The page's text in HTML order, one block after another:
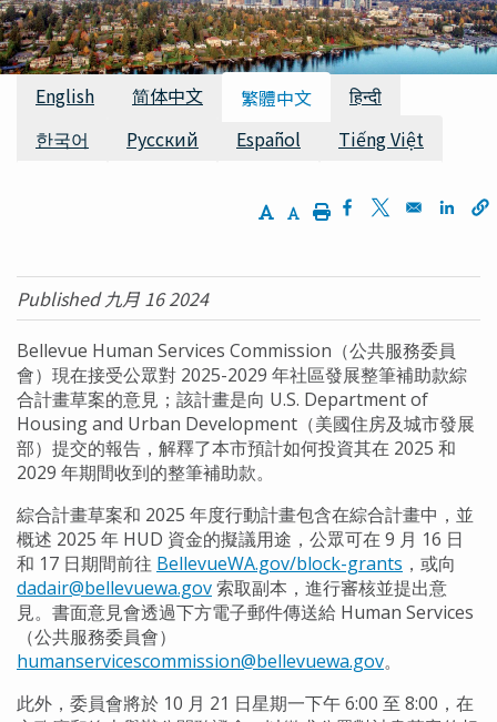
可用的翻譯
English 简体中文 繁體中文
हिन्दी
한국어
Русский Español Tiếng Việt
Increase Text Size
Decrease Text Size
PrintOpens in a new
Opens in a
Published 九月 16 2024
Bellevue Human Services Commission（公共服務委員
會）現在接受公眾對 2025-2029 年社區發展整筆補助款綜
合計畫草案的意見；該計畫是向 U.S. Department of
Housing and Urban Development（美國住房及城市發展
部）提交的報告，解釋了本市預計如何投資其在 2025 和
2029 年期間收到的整筆補助款。
綜合計畫草案和 2025 年度行動計畫包含在綜合計畫中，並
概述 2025 年 HUD 資金的擬議用途，公眾可在 9 月 16 日
和 17 日期間前往 BellevueWA.gov/block-grants ，或向
dadair@bellevuewa.gov索取副本，進行審核並提出意
見。書面意見會透過下方電子郵件傳送給 Human Services
（公共服務委員會）
humanservicescommission@bellevuewa.gov。
此外，委員會將於 10 月 21 日星期一下午 6:00 至 8:00，在